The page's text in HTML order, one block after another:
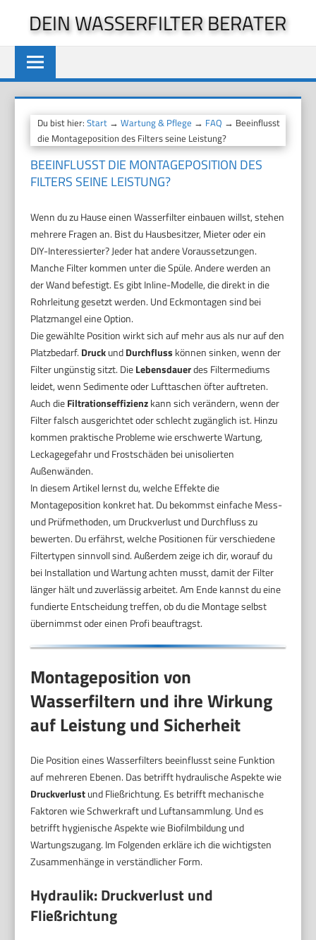
springen
DEIN WASSERFILTER BERATER
Du bist hier:Start →Wartung & Pflege → FAQ → Beeinflusst
die Montageposition des Filters seine Leistung?
BEEINFLUSST DIE MONTAGEPOSITION DES
FILTERS SEINE LEISTUNG?
Wenn du zu Hause einen Wasserfilter einbauen willst, stehen
mehrere Fragen an. Bist du Hausbesitzer, Mieter oder ein
DIY-Interessierter? Jeder hat andere Voraussetzungen.
Manche Filter kommen unter die Spüle. Andere werden an
der Wand befestigt. Es gibt Inline-Modelle, die direkt in die
Rohrleitung gesetzt werden. Und Eckmontagen sind bei
Platzmangel eine Option.
Die gewählte Position wirkt sich auf mehr aus als nur auf den
Platzbedarf. DruckundDurchfluss können sinken, wenn der
Filter ungünstig sitzt. DieLebensdauerdes Filtermediums
leidet, wenn Sedimente oder Lufttaschen öfter auftreten.
Auch dieFiltrationseffizienzkann sich verändern, wenn der
Filter falsch ausgerichtet oder schlecht zugänglich ist. Hinzu
kommen praktische Probleme wie erschwerte Wartung,
Leckagegefahr und Frostschäden bei unisolierten
Außenwänden.
In diesem Artikel lernst du, welche Effekte die
Montageposition konkret hat. Du bekommst einfache Mess-
und Prüfmethoden, um Druckverlust und Durchfluss zu
bewerten. Du erfährst, welche Positionen für verschiedene
Filtertypen sinnvoll sind. Außerdem zeige ich dir, worauf du
bei Installation und Wartung achten musst, damit der Filter
länger hält und zuverlässig arbeitet. Am Ende kannst du eine
fundierte Entscheidung treffen, ob du die Montage selbst
übernimmst oder einen Profi beauftragst.
Montageposition von
Wasserfiltern und ihre Wirkung
auf Leistung und Sicherheit
Die Position eines Wasserfilters beeinflusst seine Funktion
auf mehreren Ebenen. Das betrifft hydraulische Aspekte wie
Druckverlustund Fließrichtung. Es betrifft mechanische
Faktoren wie Schwerkraft und Luftansammlung. Und es
betrifft hygienische Aspekte wie Biofilmbildung und
Wartungszugang. Im Folgenden erkläre ich die wichtigsten
Zusammenhänge in verständlicher Form.
Hydraulik: Druckverlust und
Fließrichtung